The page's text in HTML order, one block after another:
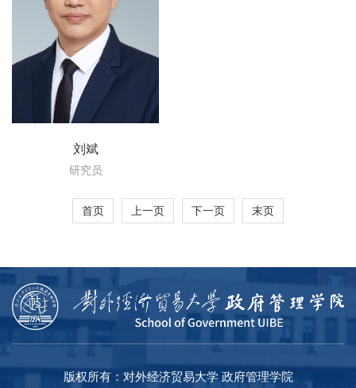
刘斌
研究员
首页 上一页 下一页 末页
版权所有：对外经济贸易大学 政府管理学院